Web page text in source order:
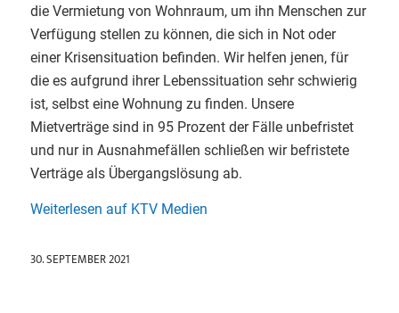
die Vermietung von Wohnraum, um ihn Menschen zur
Verfügung stellen zu können, die sich in Not oder
einer Krisensituation befinden. Wir helfen jenen, für
die es aufgrund ihrer Lebenssituation sehr schwierig
ist, selbst eine Wohnung zu finden. Unsere
Mietverträge sind in 95 Prozent der Fälle unbefristet
und nur in Ausnahmefällen schließen wir befristete
Verträge als Übergangslösung ab.
Weiterlesen auf KTV Medien
30. SEPTEMBER 2021